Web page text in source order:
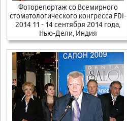
Фоторепортаж cо Всемирного
стоматологического конгресса FDI-
2014 11 - 14 сентября 2014 года,
Нью-Дели, Индия